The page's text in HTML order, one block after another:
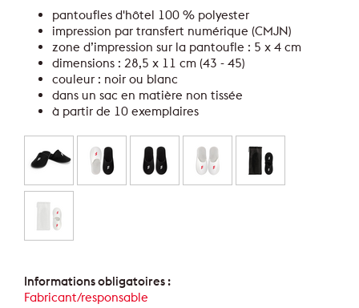
pantoufles d'hôtel 100 % polyester
impression par transfert numérique (CMJN)
zone d’impression sur la pantoufle : 5 x 4 cm
dimensions : 28,5 x 11 cm (43 - 45)
couleur : noir ou blanc
dans un sac en matière non tissée
à partir de 10 exemplaires
Informations obligatoires :
Fabricant/responsable